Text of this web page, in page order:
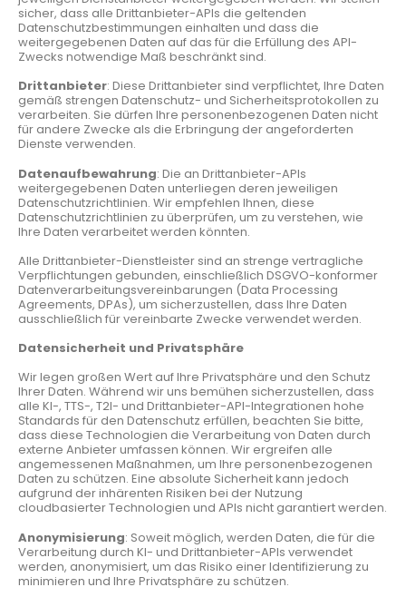
sicher, dass alle Drittanbieter-APIs die geltenden
Datenschutzbestimmungen einhalten und dass die
weitergegebenen Daten auf das für die Erfüllung des API-
Zwecks notwendige Maß beschränkt sind.
Drittanbieter: Diese Drittanbieter sind verpflichtet, Ihre Daten
gemäß strengen Datenschutz- und Sicherheitsprotokollen zu
verarbeiten. Sie dürfen Ihre personenbezogenen Daten nicht
für andere Zwecke als die Erbringung der angeforderten
Dienste verwenden.
Datenaufbewahrung: Die an Drittanbieter-APIs
weitergegebenen Daten unterliegen deren jeweiligen
Datenschutzrichtlinien. Wir empfehlen Ihnen, diese
Datenschutzrichtlinien zu überprüfen, um zu verstehen, wie
Ihre Daten verarbeitet werden könnten.
Alle Drittanbieter-Dienstleister sind an strenge vertragliche
Verpflichtungen gebunden, einschließlich DSGVO-konformer
Datenverarbeitungsvereinbarungen (Data Processing
Agreements, DPAs), um sicherzustellen, dass Ihre Daten
ausschließlich für vereinbarte Zwecke verwendet werden.
Datensicherheit und Privatsphäre
Wir legen großen Wert auf Ihre Privatsphäre und den Schutz
Ihrer Daten. Während wir uns bemühen sicherzustellen, dass
alle KI-, TTS-, T2I- und Drittanbieter-API-Integrationen hohe
Standards für den Datenschutz erfüllen, beachten Sie bitte,
dass diese Technologien die Verarbeitung von Daten durch
externe Anbieter umfassen können. Wir ergreifen alle
angemessenen Maßnahmen, um Ihre personenbezogenen
Daten zu schützen. Eine absolute Sicherheit kann jedoch
aufgrund der inhärenten Risiken bei der Nutzung
cloudbasierter Technologien und APIs nicht garantiert werden.
Anonymisierung: Soweit möglich, werden Daten, die für die
Verarbeitung durch KI- und Drittanbieter-APIs verwendet
werden, anonymisiert, um das Risiko einer Identifizierung zu
minimieren und Ihre Privatsphäre zu schützen.